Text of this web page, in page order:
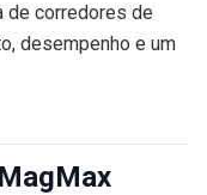
de corredores de
desempenho e um